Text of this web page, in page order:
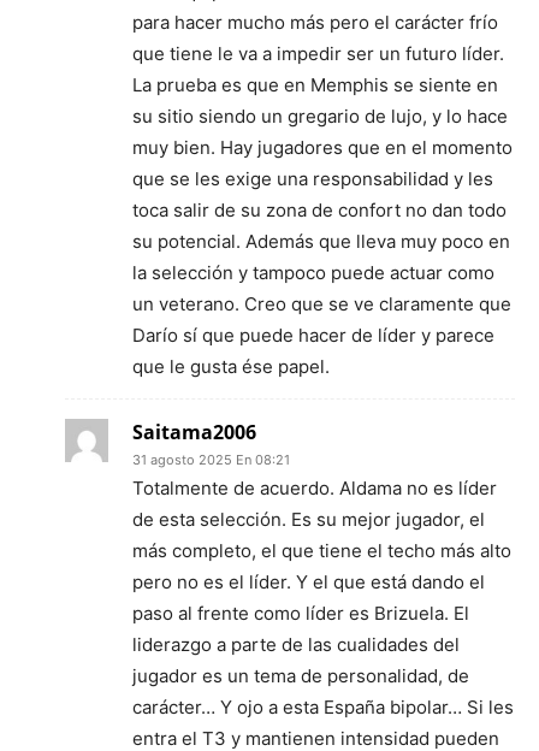
para hacer mucho más pero el carácter frío
que tiene le va a impedir ser un futuro líder.
La prueba es que en Memphis se siente en
su sitio siendo un gregario de lujo, y lo hace
muy bien. Hay jugadores que en el momento
que se les exige una responsabilidad y les
toca salir de su zona de confort no dan todo
su potencial. Además que lleva muy poco en
la selección y tampoco puede actuar como
un veterano. Creo que se ve claramente que
Darío sí que puede hacer de líder y parece
que le gusta ése papel.
Saitama2006
31 agosto 2025 En 08:21
Totalmente de acuerdo. Aldama no es líder
de esta selección. Es su mejor jugador, el
más completo, el que tiene el techo más alto
pero no es el líder. Y el que está dando el
paso al frente como líder es Brizuela. El
liderazgo a parte de las cualidades del
jugador es un tema de personalidad, de
carácter… Y ojo a esta España bipolar… Si les
entra el T3 y mantienen intensidad pueden